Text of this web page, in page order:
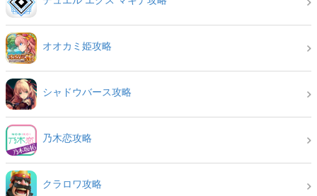
オオカミ姫攻略
シャドウバース攻略
乃木恋攻略
クラロワ攻略